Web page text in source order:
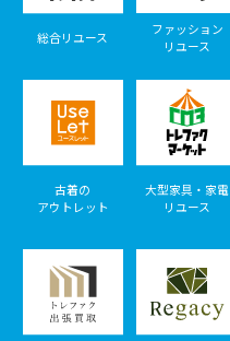
総合リユース
ファッション
リユース
古着の
アウトレット
大型家具・家電
リユース